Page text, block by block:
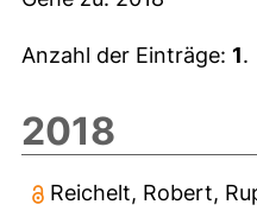
Anzahl der Einträge: 1.
2018
Reichelt, Robert,